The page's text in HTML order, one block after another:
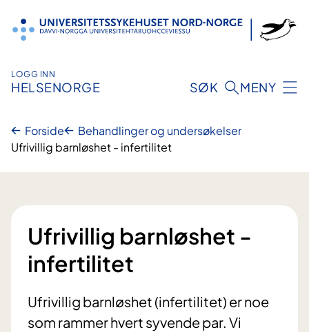
innhold
LOGG INN
HELSENORGE SØK MENY
Forside
Behandlinger og undersøkelser
Ufrivillig barnløshet - infertilitet
Ufrivillig barnløshet -
infertilitet
Ufrivillig barnløshet (infertilitet) er noe
som rammer hvert syvende par. Vi